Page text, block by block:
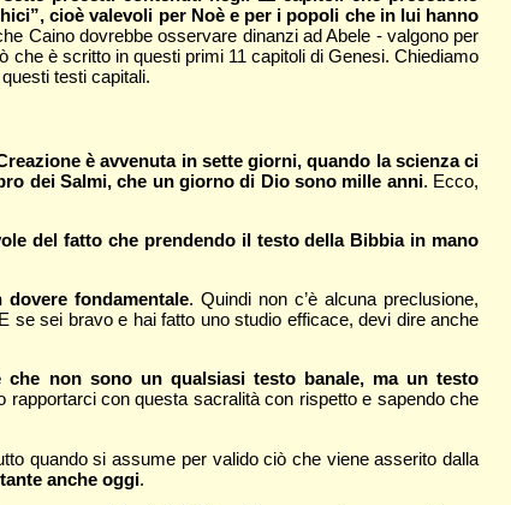
cioè valevoli per Noè e per i popoli che in lui hanno
Caino dovrebbe osservare dinanzi ad Abele - valgono per
che è scritto in questi primi 11 capitoli di Genesi. Chiediamo
testi capitali.
è avvenuta in sette giorni, quando la scienza ci
dei Salmi, che un giorno di Dio sono mille anni. Ecco,
del fatto che prendendo il testo della Bibbia in mano
fondamentale. Quindi non c’è alcuna preclusione,
se sei bravo e hai fatto uno studio efficace, devi dire anche
non sono un qualsiasi testo banale, ma un testo
con questa sacralità con rispetto e sapendo che
quando si assume per valido ciò che viene asserito dalla
anche oggi.